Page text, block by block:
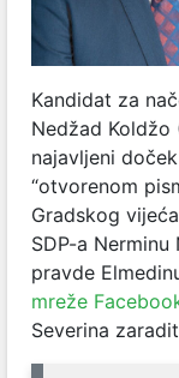
Kandidat za
Nedžad
najavljeni
“otvorenom
Gradskog
SDP-a
pravde
mreže
Severina